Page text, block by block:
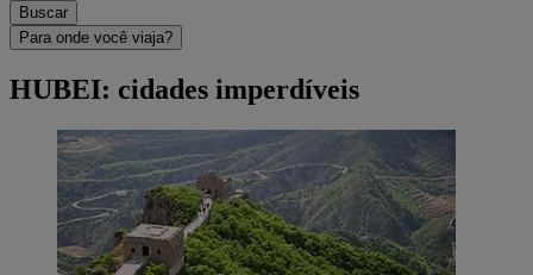
Buscar
Para onde você viaja?
HUBEI: cidades imperdíveis